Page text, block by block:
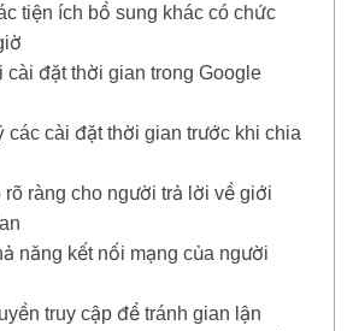
tiện ích bổ sung khác có chức
cài đặt thời gian trong Google
các cài đặt thời gian trước khi chia
rõ ràng cho người trả lời về giới
năng kết nối mạng của người
truy cập để tránh gian lận